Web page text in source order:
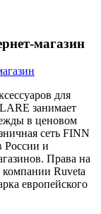
магазин
для
занимает
в ценовом
сеть FINN
России и
Права на
Ruveta
европейского